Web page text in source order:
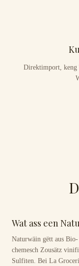
Direktimport, keng
Wat ass een
Naturwäin gëtt aus
chemesch Zousätz
Sulfiten. Bei La